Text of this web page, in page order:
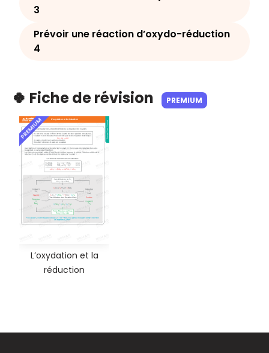
3
Prévoir une réaction d’oxydo-réduction
4
🍀 Fiche de révision PREMIUM
PREMIUM
L’oxydation et la
réduction